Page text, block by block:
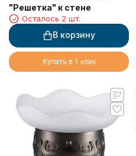
"Решетка" к стене
Осталось 2 шт.
В корзину
Купить в 1 клик